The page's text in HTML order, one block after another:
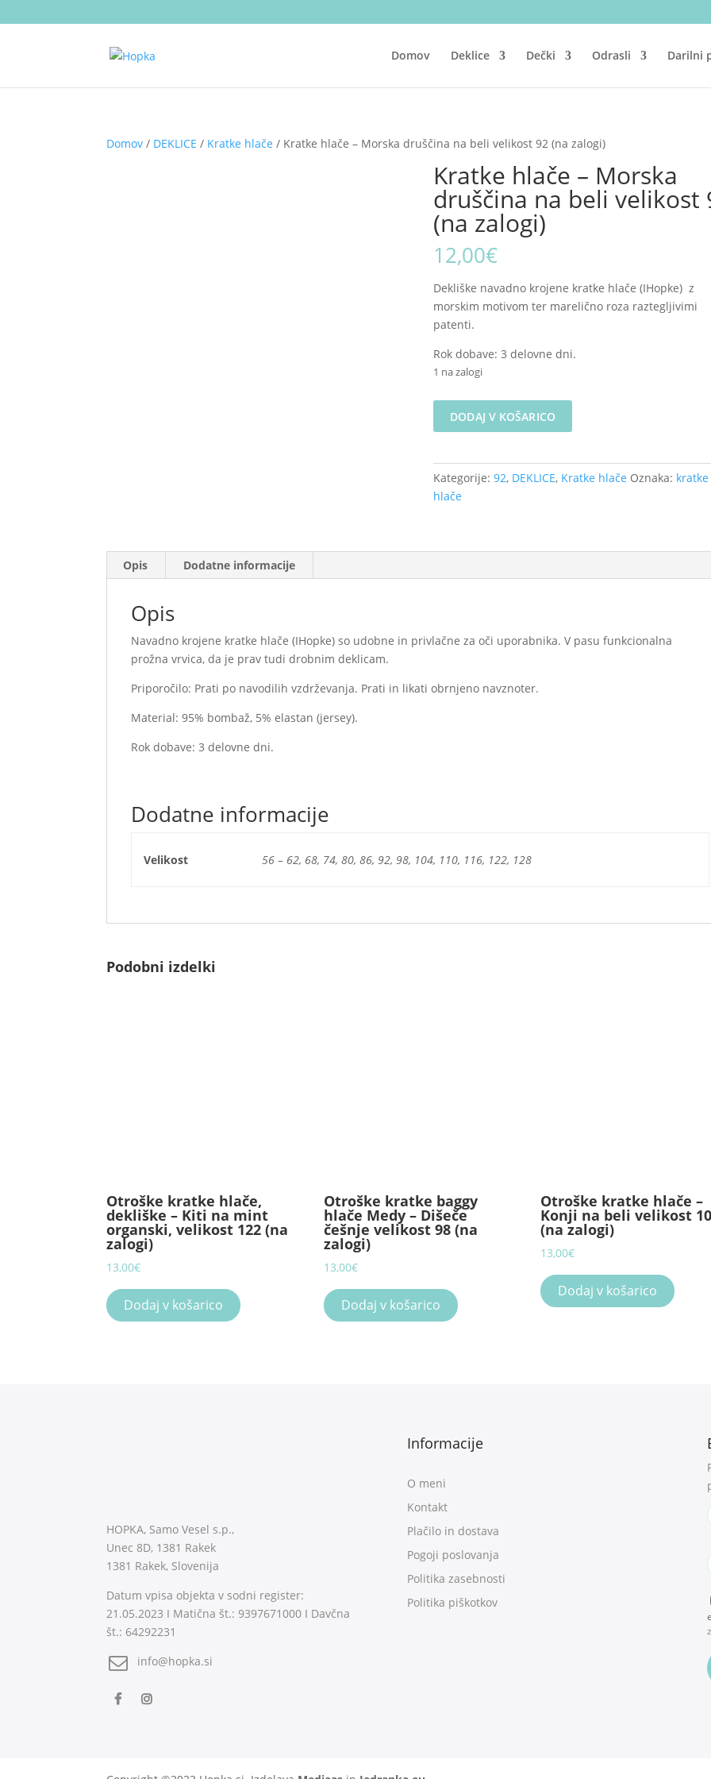
Domov Deklice Dečki Odrasli Darilni
Domov / DEKLICE / Kratke hlače / Kratke hlače – Morska druščina na beli velikost 92 (na zalogi)
Kratke hlače – Morska
druščina na beli velikost
(na zalogi)
12,00€
Dekliške navadno krojene kratke hlače (IHopke) z
morskim motivom ter marelično roza raztegljivimi
patenti.
Rok dobave: 3 delovne dni.
1 na zalogi
hlače
Morska
druščina
na
92
DODAJ V KOŠARICO
Kategorije:92, DEKLICE, Kratke hlače Oznaka: kratke
hlače
Opis Dodatne informacije
Opis
Navadno krojene kratke hlače (IHopke) so udobne in privlačne za oči uporabnika. V pasu funkcionalna
prožna vrvica, da je prav tudi drobnim deklicam.
Priporočilo: Prati po navodilih vzdrževanja. Prati in likati obrnjeno navznoter.
Material: 95% bombaž, 5% elastan (jersey).
Rok dobave: 3 delovne dni.
Dodatne informacije
Velikost 56 – 62, 68, 74, 80, 86, 92, 98, 104, 110, 116, 122, 128
Podobni izdelki
Otroške kratke hlače,
dekliške – Kiti na mint
organski, velikost 122 (na
zalogi)
13,00€
Dodaj v košarico
Otroške kratke baggy
hlače Medy – Dišeče
češnje velikost 98 (na
zalogi)
13,00€
Dodaj v košarico
Otroške kratke hlače –
Konji na beli velikost
(na zalogi)
13,00€
Dodaj v košarico
HOPKA, Samo Vesel s.p.,
Unec 8D, 1381 Rakek
1381 Rakek, Slovenija
Datum vpisa objekta v sodni register:
21.05.2023 I Matična št.: 9397671000 I Davčna
št.: 64292231
info@hopka.si
Informacije
O meni
Kontakt
Plačilo in dostava
Pogoji poslovanja
Politika zasebnosti
Politika piškotkov